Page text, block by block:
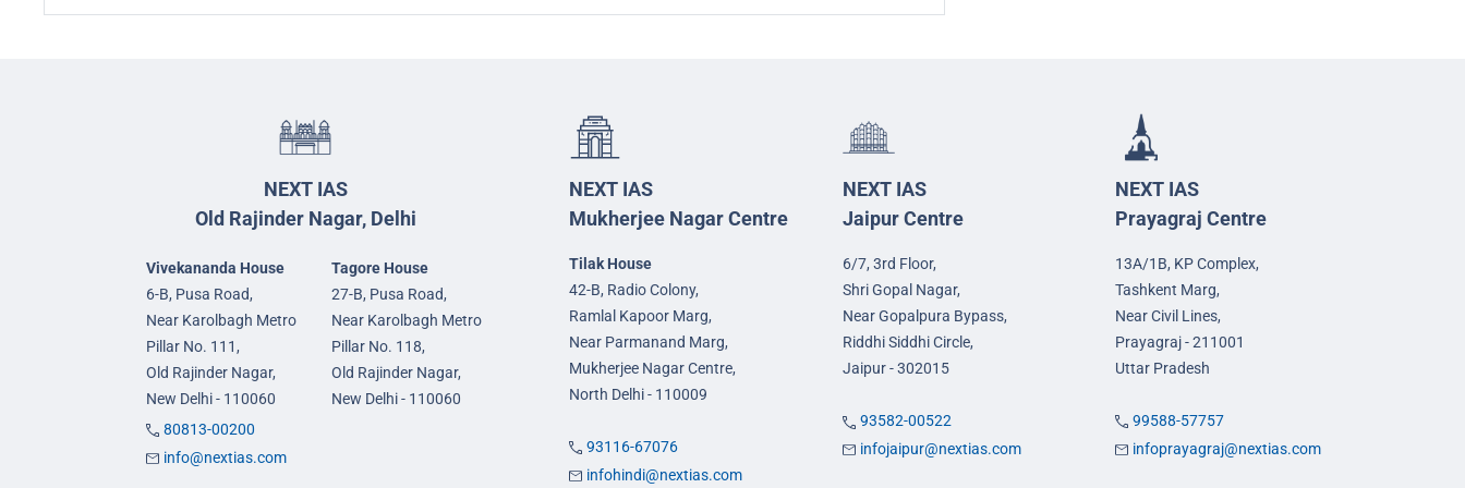
NEXT IAS
Old Rajinder Nagar, Delhi
Vivekananda House
6-B, Pusa Road,
Near Karolbagh Metro
Pillar No. 111,
Old Rajinder Nagar,
New Delhi - 110060
Tagore House
27-B, Pusa Road,
Near Karolbagh Metro
Pillar No. 118,
Old Rajinder Nagar,
New Delhi - 110060
80813-00200
info@nextias.com
NEXT IAS
Mukherjee Nagar Centre
Tilak House
42-B, Radio Colony,
Ramlal Kapoor Marg,
Near Parmanand Marg,
Mukherjee Nagar Centre,
North Delhi - 110009
93116-67076
infohindi@nextias.com
NEXT IAS
Jaipur Centre
6/7, 3rd Floor,
Shri Gopal Nagar,
Near Gopalpura Bypass,
Riddhi Siddhi Circle,
Jaipur - 302015
93582-00522
infojaipur@nextias.com
NEXT IAS
Prayagraj Centre
13A/1B, KP Complex,
Tashkent Marg,
Near Civil Lines,
Prayagraj - 211001
Uttar Pradesh
99588-57757
infoprayagraj@nextias.com